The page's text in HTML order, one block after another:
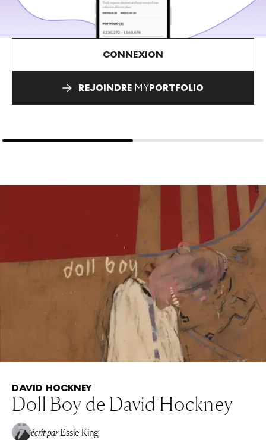
CONNEXION
REJOINDRE MYPORTFOLIO
DAVID HOCKNEY
Doll Boy de David Hockney
écrit par Essie King